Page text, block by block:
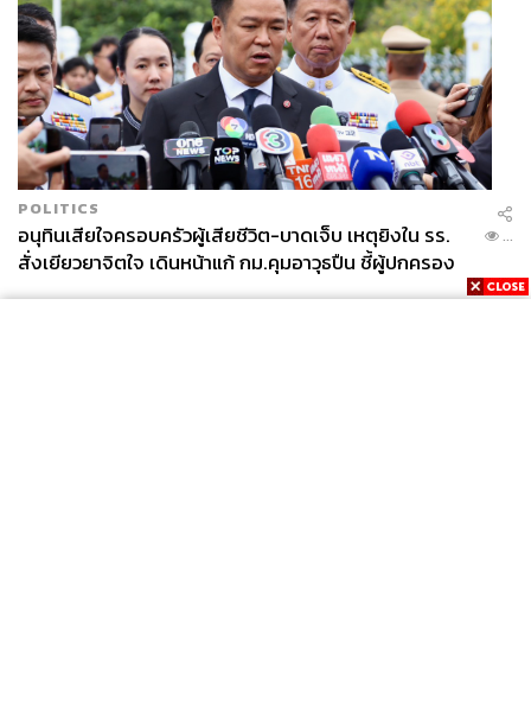
POLITICS
อนุทินเสียใจครอบครัวผู้เสียชีวิต-บาดเจ็บ เหตุยิงใน รร.
สั่งเยียวยาจิตใจ เดินหน้าแก้ กม.คุมอาวุธปืน ชี้ผู้ปกครอง
ต้องร่วมรับผิดชอบ
...